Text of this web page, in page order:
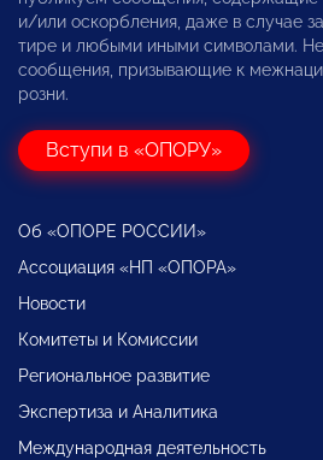
и/или оскорбления, даже в случае
тире и любыми иными символами.
сообщения, призывающие к
розни.
Вступи в «ОПОРУ»
Об «ОПОРЕ РОССИИ»
Ассоциация «НП «ОПОРА»
Новости
Комитеты и Комиссии
Региональное развитие
Экспертиза и Аналитика
Международная деятельность